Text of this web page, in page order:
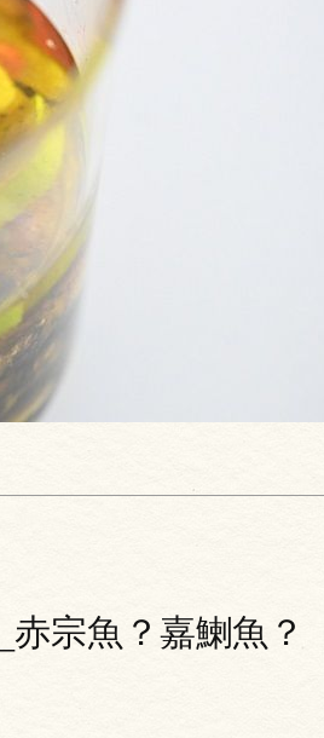
宗魚？嘉鯻魚？